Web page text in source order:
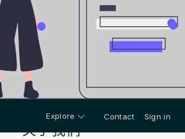
Explore Contact Sign in
关于我们